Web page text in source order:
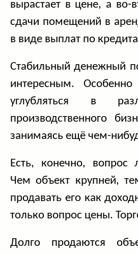
вырастает в цене, а во-
сдачи помещений в
в виде выплат по
Стабильный денежный
интересным.
углубляться в
производственного
занимаясь ещё чем-
Есть, конечно, вопрос
Чем объект крупней,
продавать его как
только вопрос цены.
Долго продаются